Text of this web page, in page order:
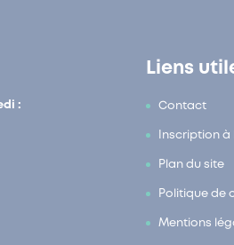
:
Liens
Contact
Inscription
Plan du site
Politique de
Mentions